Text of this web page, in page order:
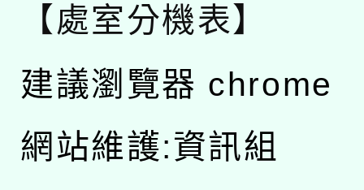
【處室分機表】
建議瀏覽器 chrome
網站維護:資訊組